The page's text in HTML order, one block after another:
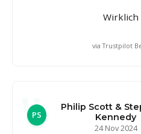
Wirklich
via Trustpilot
PS
Philip Scott &
Kennedy
24 Nov 2024